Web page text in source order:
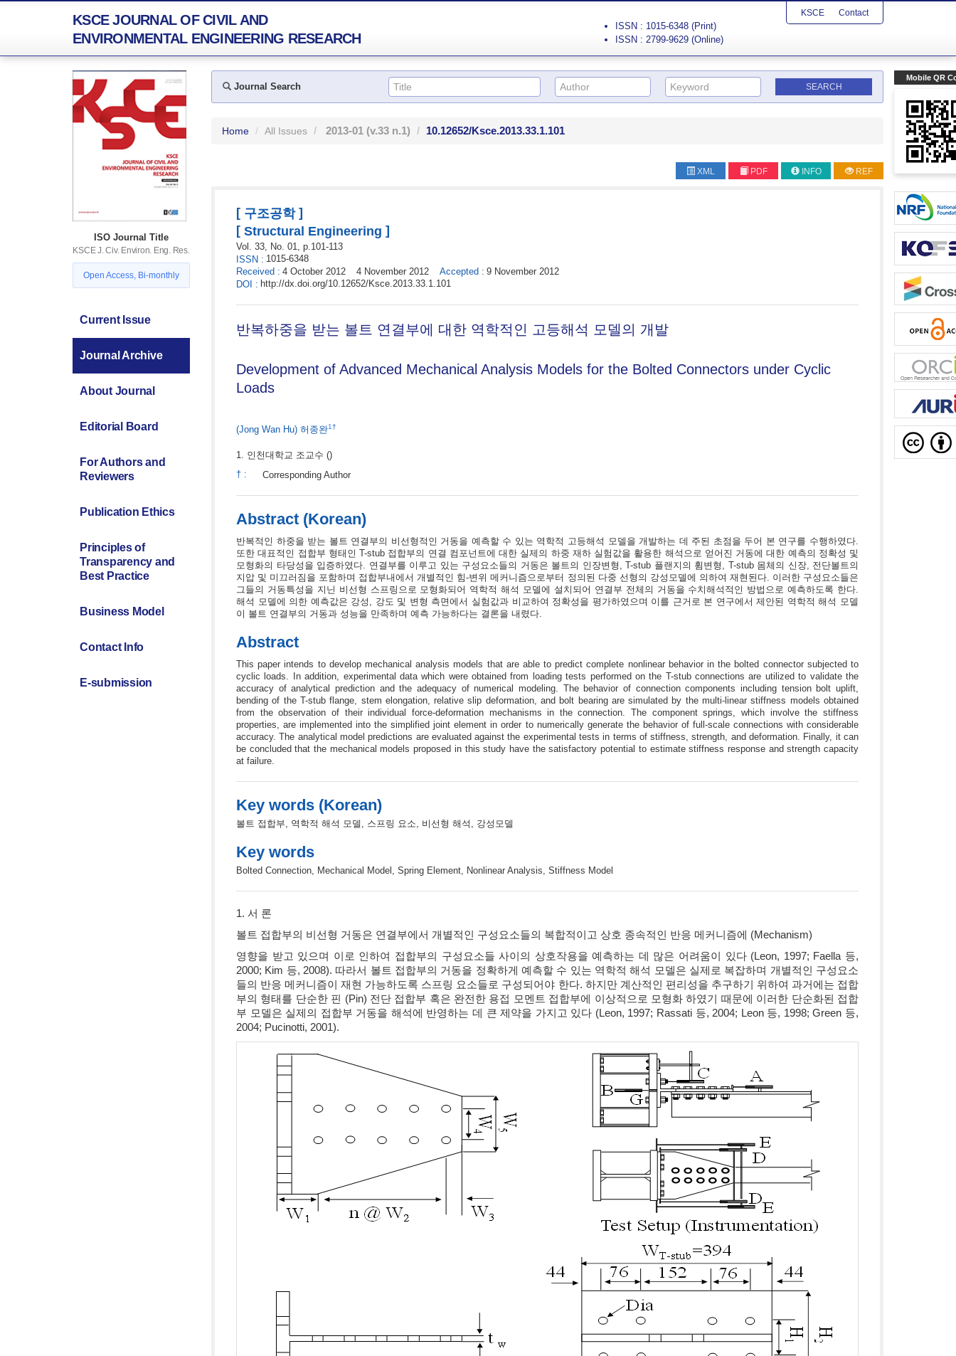
KSCE JOURNAL OF CIVIL AND
ENVIRONMENTAL ENGINEERING RESEARCH
KSCE Contact
ISSN : 1015-6348 (Print)
ISSN : 2799-9629 (Online)
Mobile QR
ISO Journal Title
KSCE J. Civ. Environ. Eng. Res.
Open Access, Bi-monthly
Current Issue
Journal Archive
About Journal
Editorial Board
For Authors and
Reviewers
Publication Ethics
Principles of
Transparency and
Best Practice
Business Model
Contact Info
E-submission
Journal Search
Home All Issues 2013-01 (v.33 n.1) 10.12652/Ksce.2013.33.1.101
XML PDF INFO REF
[ 구조공학]
[ Structural Engineering ]
Vol. 33, No. 01, p. 101-113
ISSN : 1015-6348
Received : 4 October 2012 4 November 2012 Accepted : 9 November 2012
DOI : http://dx.doi.org/10.12652/Ksce.2013.33.1.101
반복하중을 받는 볼트 연결부에 대한 역학적인 고등해석 모델의 개발
Development of Advanced Mechanical Analysis Models for the Bolted Connectors under Cyclic
Loads
(Jong Wan Hu) 허종완1†
인천대학교 조교수 ()
† : Corresponding Author
Abstract (Korean)
반복적인 하중을 받는 볼트 연결부의 비선형적인 거동을 예측할 수 있는 역학적 고등해석 모델을 개발하는 데 주된 초점을 두어 본 연구를 수행하였다.
또한 대표적인 접합부 형태인 T-stub 접합부의 연결 컴포넌트에 대한 실제의 하중 재하 실험값을 활용한 해석으로 얻어진 거동에 대한 예측의 정확성 및
모형화의 타당성을 입증하였다. 연결부를 이루고 있는 구성요소들의 거동은 볼트의 인장변형, T-stub 플랜지의 휨변형, T-stub 몸체의 신장, 전단볼트의
지압 및 미끄러짐을 포함하며 접합부내에서 개별적인 힘-변위 메커니즘으로부터 정의된 다중 선형의 강성모델에 의하여 재현된다. 이러한 구성요소들은
그들의 거동특성을 지닌 비선형 스프링으로 모형화되어 역학적 해석 모델에 설치되어 연결부 전체의 거동을 수치해석적인 방법으로 예측하도록 한다.
해석 모델에 의한 예측값은 강성, 강도 및 변형 측면에서 실험값과 비교하여 정확성을 평가하였으며 이를 근거로 본 연구에서 제안된 역학적 해석 모델
이 볼트 연결부의 거동과 성능을 만족하며 예측 가능하다는 결론을 내렸다.
Abstract
This paper intends to develop mechanical analysis models that are able to predict complete nonlinear behavior in the bolted connector subjected to
cyclic loads. In addition, experimental data which were obtained from loading tests performed on the T-stub connections are utilized to validate the
accuracy of analytical prediction and the adequacy of numerical modeling. The behavior of connection components including tension bolt uplift,
bending of the T-stub flange, stem elongation, relative slip deformation, and bolt bearing are simulated by the multi-linear stiffness models obtained
from the observation of their individual force-deformation mechanisms in the connection. The component springs, which involve the stiffness
properties, are implemented into the simplified joint element in order to numerically generate the behavior of full-scale connections with considerable
accuracy. The analytical model predictions are evaluated against the experimental tests in terms of stiffness, strength, and deformation. Finally, it can
be concluded that the mechanical models proposed in this study have the satisfactory potential to estimate stiffness response and strength capacity
at failure.
Key words (Korean)
볼트 접합부, 역학적 해석 모델, 스프링 요소, 비선형 해석, 강성모델
Key words
Bolted Connection, Mechanical Model, Spring Element, Nonlinear Analysis, Stiffness Model
1. 서 론
볼트 접합부의 비선형 거동은 연결부에서 개별적인 구성요소들의 복합적이고 상호 종속적인 반응 메커니즘에 (Mechanism)
영향을 받고 있으며 이로 인하여 접합부의 구성요소들 사이의 상호작용을 예측하는 데 많은 어려움이 있다 (Leon, 1997; Faella 등,
2000; Kim 등, 2008). 따라서 볼트 접합부의 거동을 정확하게 예측할 수 있는 역학적 해석 모델은 실제로 복잡하며 개별적인 구성요소
들의 반응 메커니즘이 재현 가능하도록 스프링 요소들로 구성되어야 한다. 하지만 계산적인 편리성을 추구하기 위하여 과거에는 접합
부의 형태를 단순한 핀 (Pin) 전단 접합부 혹은 완전한 용접 모멘트 접합부에 이상적으로 모형화 하였기 때문에 이러한 단순화된 접합
부 모델은 실제의 접합부 거동을 해석에 반영하는 데 큰 제약을 가지고 있다 (Leon, 1997; Rassati 등, 2004; Leon 등, 1998; Green 등,
2004; Pucinotti, 2001).